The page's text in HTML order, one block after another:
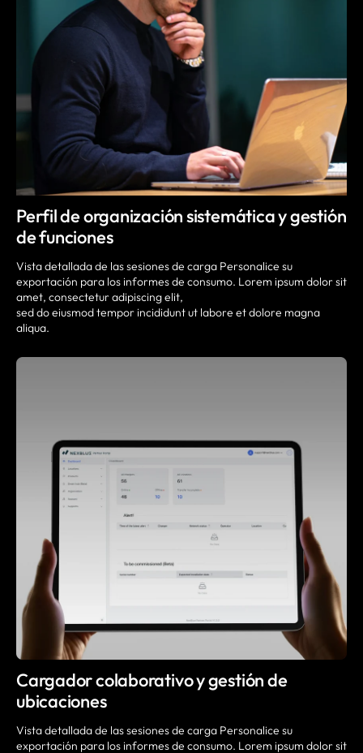
Perfil de organización sistemática y gestión
de funciones
Vista detallada de las sesiones de carga Personalice su
exportación para los informes de consumo. Lorem ipsum dolor sit
amet, consectetur adipiscing elit,
sed do eiusmod tempor incididunt ut labore et dolore magna
aliqua.
Cargador colaborativo y gestión de
ubicaciones
Vista detallada de las sesiones de carga Personalice su
exportación para los informes de consumo. Lorem ipsum dolor sit